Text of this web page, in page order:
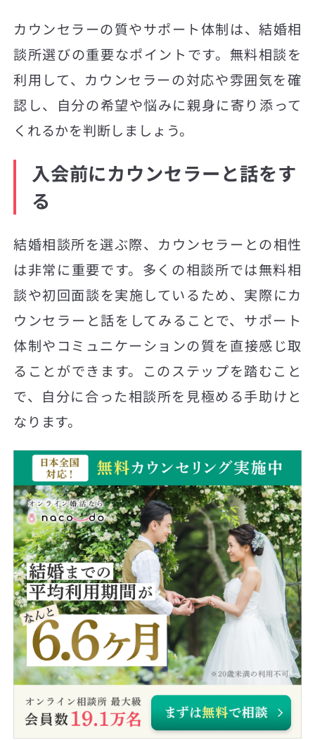
カウンセラーの質やサポート体制は、結婚相
談所選びの重要なポイントです。無料相談を
利用して、カウンセラーの対応や雰囲気を確
認し、自分の希望や悩みに親身に寄り添って
くれるかを判断しましょう。
入会前にカウンセラーと話をす
る
結婚相談所を選ぶ際、カウンセラーとの相性
は非常に重要です。多くの相談所では無料相
談や初回面談を実施しているため、実際にカ
ウンセラーと話をしてみることで、サポート
体制やコミュニケーションの質を直接感じ取
ることができます。このステップを踏むこと
で、自分に合った相談所を見極める手助けと
なります。